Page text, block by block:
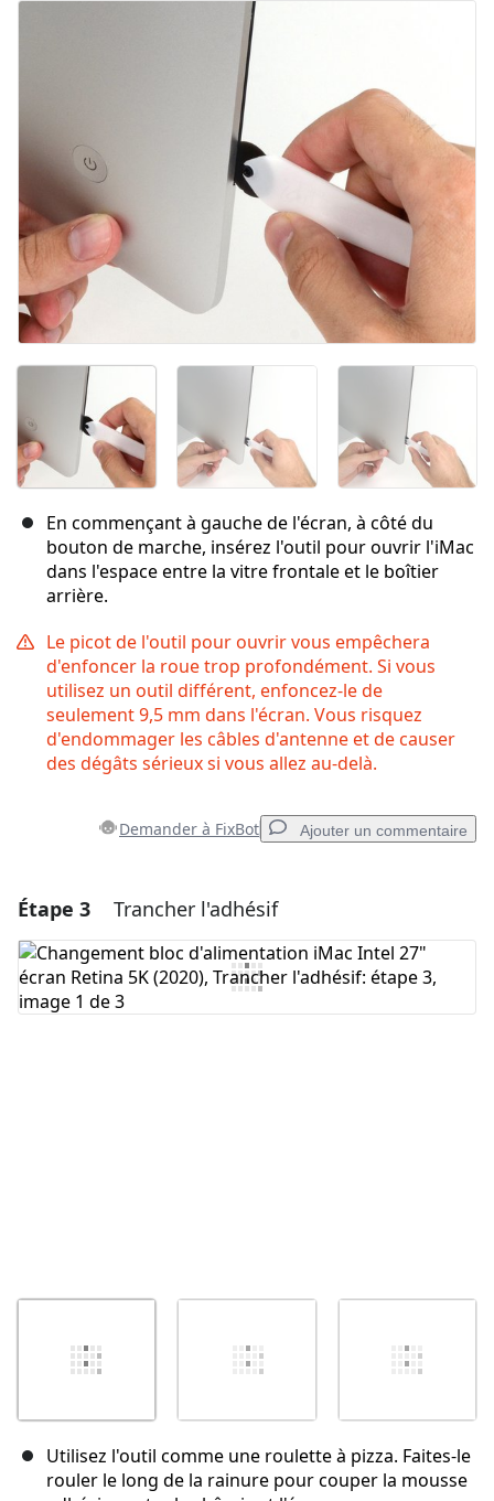
Ajouter un commentaire
Annuler Publier un commentaire
En commençant à gauche de l'écran, à côté du
bouton de marche, insérez l'outil pour ouvrir l'iMac
dans l'espace entre la vitre frontale et le boîtier
arrière.
Le picot de l'outil pour ouvrir vous empêchera
d'enfoncer la roue trop profondément. Si vous
utilisez un outil différent, enfoncez-le de
seulement 9,5 mm dans l'écran. Vous risquez
d'endommager les câbles d'antenne et de causer
des dégâts sérieux si vous allez au-delà.
Demander à FixBot Ajouter un commentaire
Ajouter un commentaire
Ajouter un commentaire
Étape 3 Trancher l'adhésif
Utilisez l'outil comme une roulette à pizza. Faites-le
rouler le long de la rainure pour couper la mousse